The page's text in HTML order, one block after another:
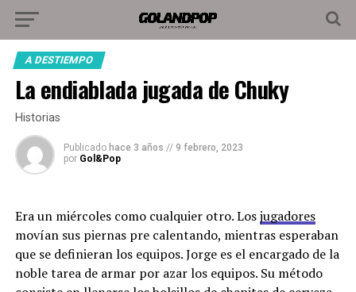
A DESTIEMPO
La endiablada jugada de Chuky
Historias
Publicado hace 3 años // 9 febrero, 2023
por Gol&Pop
Era un miércoles como cualquier otro. Losjugadores
movían sus piernas pre calentando, mientras esperaban
que se definieran los equipos. Jorge es el encargado de la
noble tarea de armar por azar los equipos. Su método